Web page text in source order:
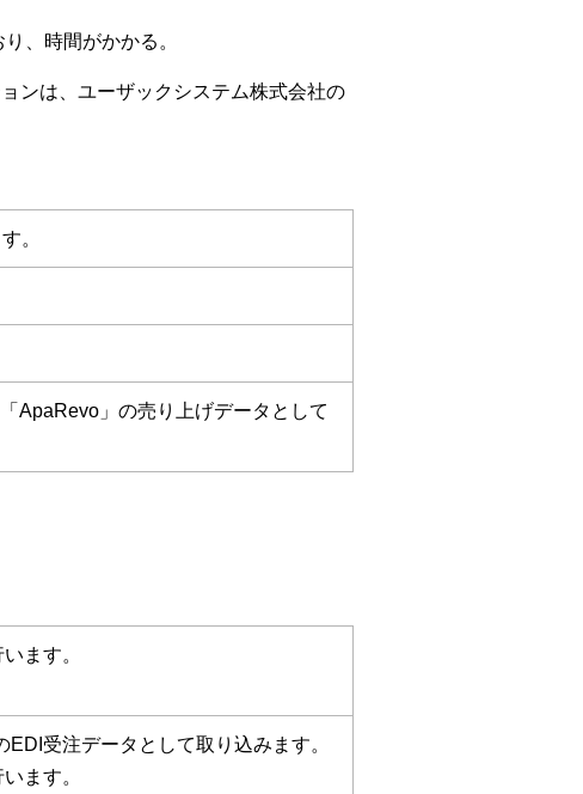
、時間がかかる。
ンは、ユーザックシステム株式会社の
。
ApaRevo」の売り上げデータとして
ます。
受注データとして取り込みます。
ます。